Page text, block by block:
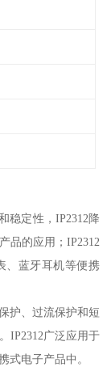
稳定性，IP2312降
品的应用；IP2312
、蓝牙耳机等便携
护、过流保护和短
IP2312广泛应用于
式电子产品中。